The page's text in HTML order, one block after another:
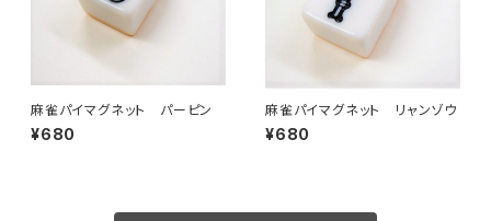
麻雀パイマグネット パーピン
¥680
麻雀パイマグネット リャンゾウ
¥680